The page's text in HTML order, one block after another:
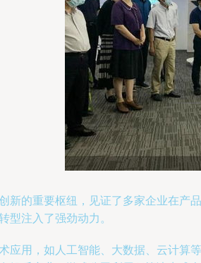
新的重要枢纽，见证了多家企业在
型注入了强劲动力。
应用，如人工智能、大数据、云计